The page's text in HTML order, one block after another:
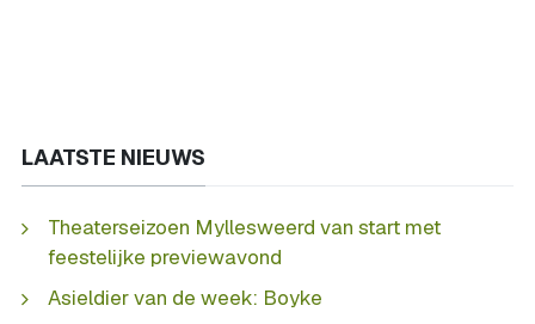
LAATSTE NIEUWS
Theaterseizoen Myllesweerd van start met
feestelijke previewavond
Asieldier van de week: Boyke